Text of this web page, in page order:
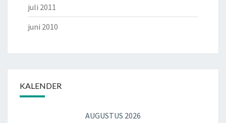
juli 2011
juni 2010
KALENDER
AUGUSTUS 2026